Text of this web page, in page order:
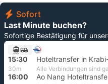
Sofort
Last Minute buchen?
Sofortige Bestätigung für
15:30 Hoteltransfer in
30m Alle Verbindungen sind
16:00 Ao Nang